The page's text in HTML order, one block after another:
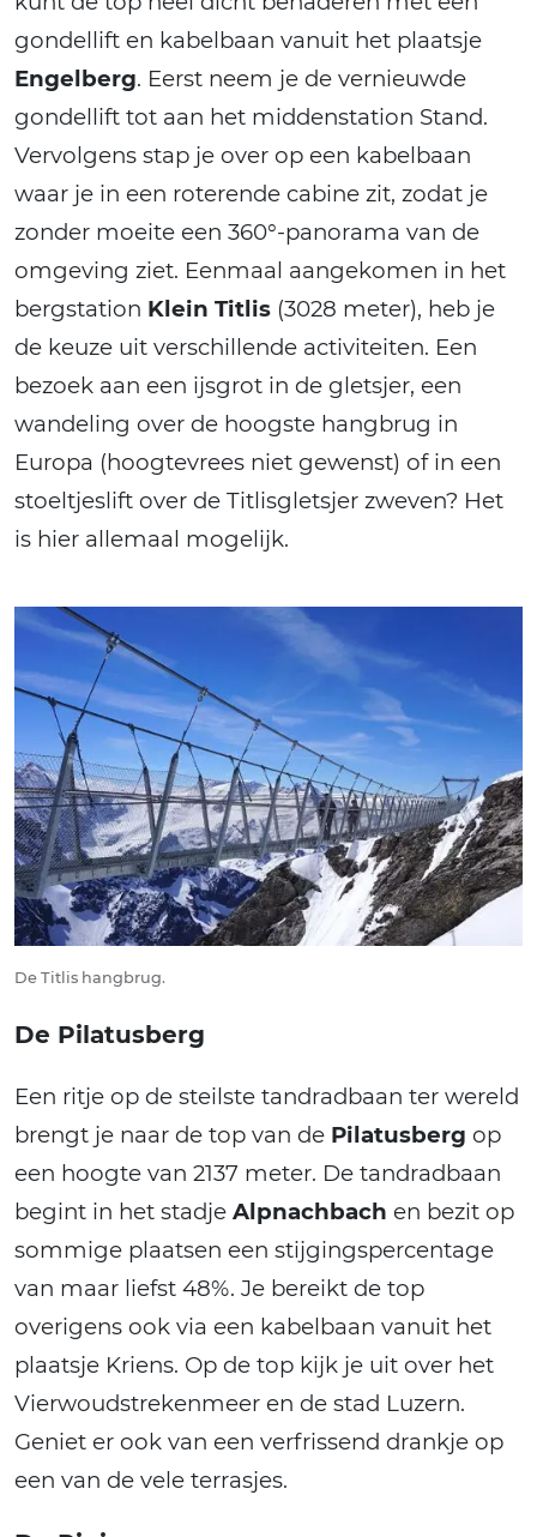
gondellift en kabelbaan vanuit het plaatsje
Engelberg. Eerst neem je de vernieuwde
gondellift tot aan het middenstation Stand.
Vervolgens stap je over op een kabelbaan
waar je in een roterende cabine zit, zodat je
zonder moeite een 360°-panorama van de
omgeving ziet. Eenmaal aangekomen in het
bergstation Klein Titlis (3028 meter), heb je
de keuze uit verschillende activiteiten. Een
bezoek aan een ijsgrot in de gletsjer, een
wandeling over de hoogste hangbrug in
Europa (hoogtevrees niet gewenst) of in een
stoeltjeslift over de Titlisgletsjer zweven? Het
is hier allemaal mogelijk.
De Titlis hangbrug.
De Pilatusberg
Een ritje op de steilste tandradbaan ter wereld
brengt je naar de top van de Pilatusberg op
een hoogte van 2137 meter. De tandradbaan
begint in het stadje Alpnachbach en bezit op
sommige plaatsen een stijgingspercentage
van maar liefst 48%. Je bereikt de top
overigens ook via een kabelbaan vanuit het
plaatsje Kriens. Op de top kijk je uit over het
Vierwoudstrekenmeer en de stad Luzern.
Geniet er ook van een verfrissend drankje op
een van de vele terrasjes.